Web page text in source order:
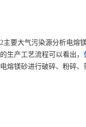
2主要大气污染源分析电熔
的生产工艺流程可以看出，
电熔镁砂进行破碎、粉碎